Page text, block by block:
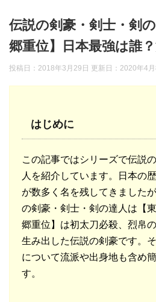
伝説の剣豪・剣士・剣
郷重位】日本最強は誰
投稿日：2018年3月29日 更新日： 2020年4月
はじめに
この記事ではシリーズで伝説
人を紹介しています。日本の
が数多く名を残してきました
の剣豪・剣士・剣の達人は【
郷重位】は初太刀必殺、烈帛
生み出した伝説の剣豪です。
について流派や出身地も含め
す。